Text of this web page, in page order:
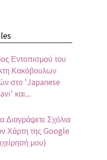
Εντοπισμού του
Κακόβουλων
στο 'Japanese
και...
Διαγράψετε Σχόλια
Χάρτη της Google
μου)